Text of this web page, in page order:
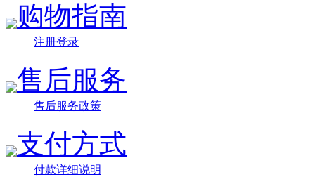
购物指南
注册登录
售后服务
售后服务政策
支付方式
付款详细说明